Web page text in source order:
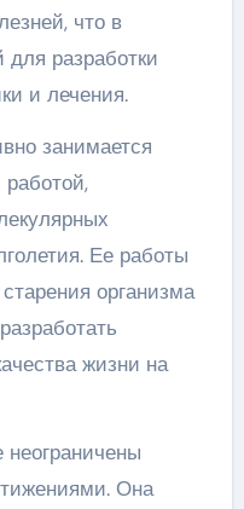
что в
разработки
и лечения.
занимается
Ее работы
организма
жизни на
Она